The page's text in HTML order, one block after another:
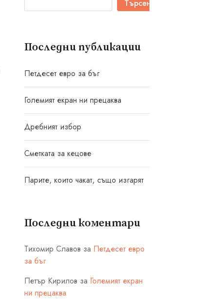
Търсене
Последни публикации
Петдесет евро за бъг
Големият екран ни прецаква
Дребният избор
Сметката за кецове
Парите, които чакат, също изгарят
Последни коментари
Тихомир Славов за Петдесет евро
за бъг
Петър Кирилов за Големият екран
ни прецаква